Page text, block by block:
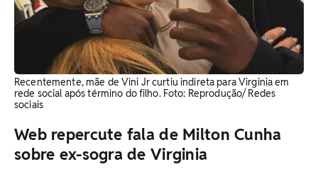
Recentemente, mãe de Vini Jr curtiu indireta para Virginia em
rede social após término do filho. Foto: Reprodução/ Redes
sociais
Web repercute fala de Milton Cunha
sobre ex-sogra de Virginia